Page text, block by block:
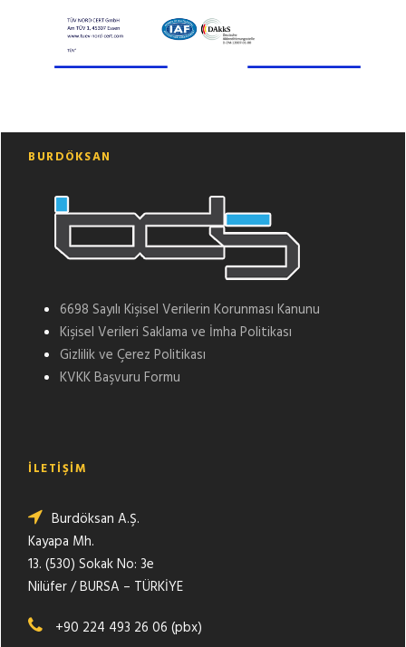
BURDÖKSAN
6698 Sayılı Kişisel Verilerin Korunması Kanunu
Kişisel Verileri Saklama ve İmha Politikası
Gizlilik ve Çerez Politikası
KVKK Başvuru Formu
İLETİŞİM
Burdöksan A.Ş.
Kayapa Mh.
13. (530) Sokak No: 3e
Nilüfer / BURSA – TÜRKİYE
+90 224 493 26 06 (pbx)